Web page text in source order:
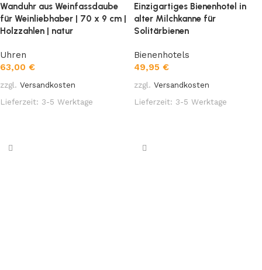
Wanduhr aus Weinfassdaube
für Weinliebhaber | 70 x 9 cm |
Holzzahlen | natur
Uhren
63,00 €
zzgl. Versandkosten
Lieferzeit: 3-5 Werktage
⁣Einzigartiges Bienenhotel in
alter Milchkanne für
Solitärbienen
Bienenhotels
49,95 €
zzgl. Versandkosten
Lieferzeit: 3-5 Werktage